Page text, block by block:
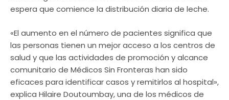
espera que comience la distribución diaria de leche.
«El aumento en el número de pacientes significa que
las personas tienen un mejor acceso a los centros de
salud y que las actividades de promoción y alcance
comunitario de Médicos Sin Fronteras han sido
eficaces para identificar casos y remitirlos al hospital»,
explica Hilaire Doutoumbay, una de los médicos de